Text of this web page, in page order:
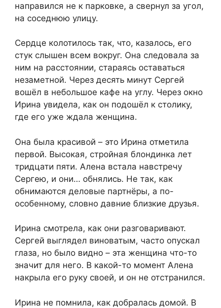
направился не к парковке, а свернул за угол,
на соседнюю улицу.
Сердце колотилось так, что, казалось, его
стук слышен всем вокруг. Она следовала за
ним на расстоянии, стараясь оставаться
незаметной. Через десять минут Сергей
вошёл в небольшое кафе на углу. Через окно
Ирина увидела, как он подошёл к столику,
где его уже ждала женщина.
Она была красивой – это Ирина отметила
первой. Высокая, стройная блондинка лет
тридцати пяти. Алена встала навстречу
Сергею, и они… обнялись. Не так, как
обнимаются деловые партнёры, а по-
особенному, словно давние близкие друзья.
Ирина смотрела, как они разговаривают.
Сергей выглядел виноватым, часто опускал
глаза, но было видно – эта женщина что-то
значит для него. В какой-то момент Алена
накрыла его руку своей, и он не отстранился.
Ирина не помнила, как добралась домой. В